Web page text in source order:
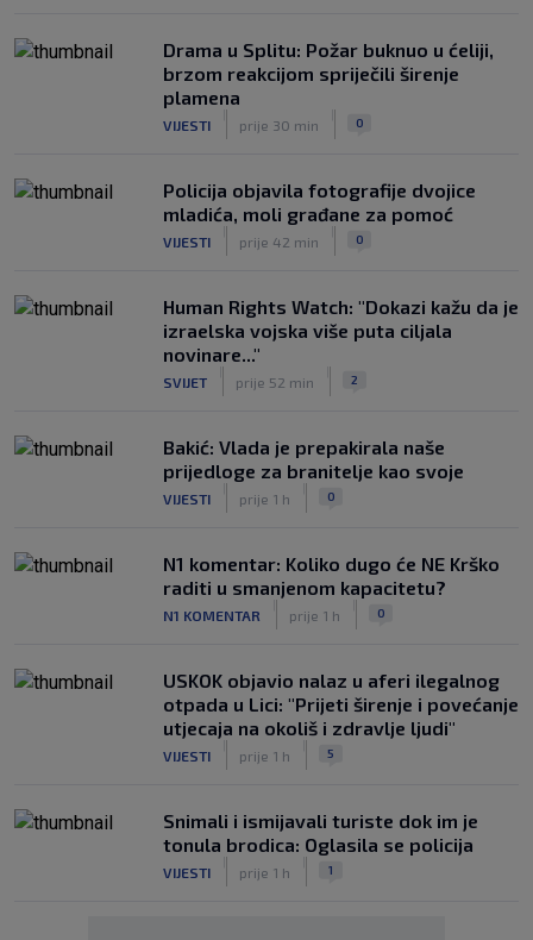
Drama u Splitu: Požar buknuo u ćeliji,
brzom reakcijom spriječili širenje
plamena
VIJESTI prije 30 min 0
Policija objavila fotografije dvojice
mladića, moli građane za pomoć
VIJESTI prije 42 min 0
Human Rights Watch: "Dokazi kažu da je
izraelska vojska više puta ciljala
novinare..."
SVIJET prije 52 min 2
Bakić: Vlada je prepakirala naše
prijedloge za branitelje kao svoje
VIJESTI prije 1 h 0
N1 komentar: Koliko dugo će NE Krško
raditi u smanjenom kapacitetu?
N1 KOMENTAR prije 1 h 0
USKOK objavio nalaz u aferi ilegalnog
otpada u Lici: "Prijeti širenje i povećanje
utjecaja na okoliš i zdravlje ljudi"
VIJESTI prije 1 h 5
Snimali i ismijavali turiste dok im je
tonula brodica: Oglasila se policija
VIJESTI prije 1 h 1